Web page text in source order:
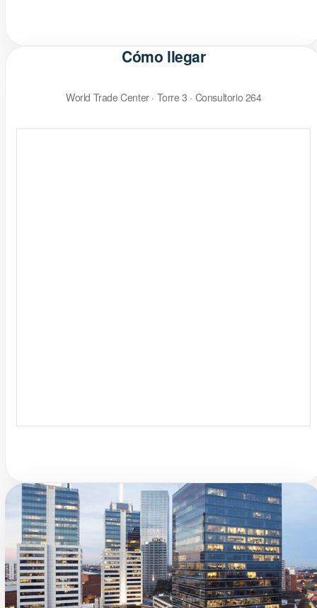
Cómo llegar
World Trade Center · Torre 3 · Consultorio 264